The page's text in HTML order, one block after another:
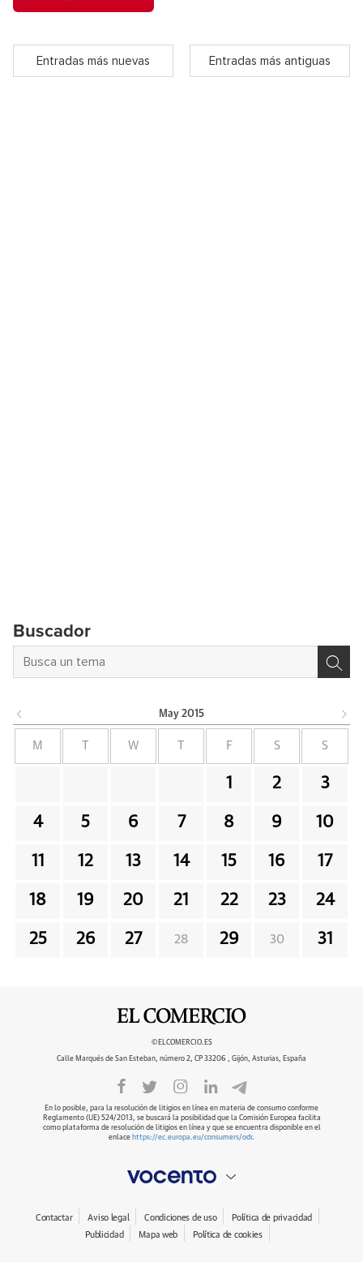
Entradas más nuevas Entradas más antiguas
Buscador
May 2015
M W F S S
1 2 3
4 5 6 7 8 9 10
11 12 13 14 15 16 17
18 19 20 21 22 23 24
25 26 27 28 29 30 31
©ELCOMERCIO.ES
Calle Marqués de San Esteban, número 2, CP 33206 , Gijón, Asturias, España
En lo posible, para la resolución de litigios en línea en materia de consumo conforme
Reglamento (UE) 524/2013, se buscará la posibilidad que la Comisión Europea facilita
como plataforma de resolución de litigios en línea y que se encuentra disponible en el
enlace https://ec.europa.eu/consumers/odr.
Contactar Aviso legal Condiciones de uso
Política de privacidad
Publicidad
Mapa web Política de cookies